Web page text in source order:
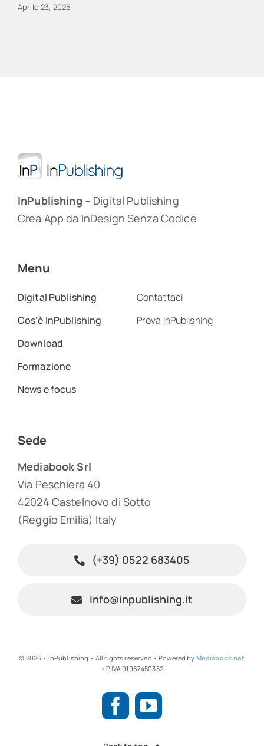
Aprile 23, 2025
InPublishing – Digital Publishing
Crea App da InDesign Senza Codice
Menu
Digital Publishing
Cos’è InPublishing
Download
Formazione
News e focus
Contattaci
Prova InPublishing
Sede
Mediabook Srl
Via Peschiera 40
42024 Castelnovo di Sotto
(Reggio Emilia) Italy
(+39) 0522 683405
info@inpublishing.it
© 2026 • InPublishing • All rights reserved • Powered by Mediabook.net
• P.IVA 01967450352